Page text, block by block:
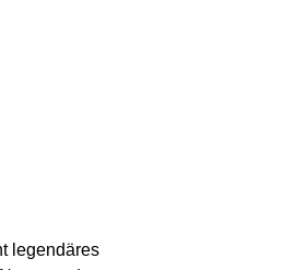
legendäres